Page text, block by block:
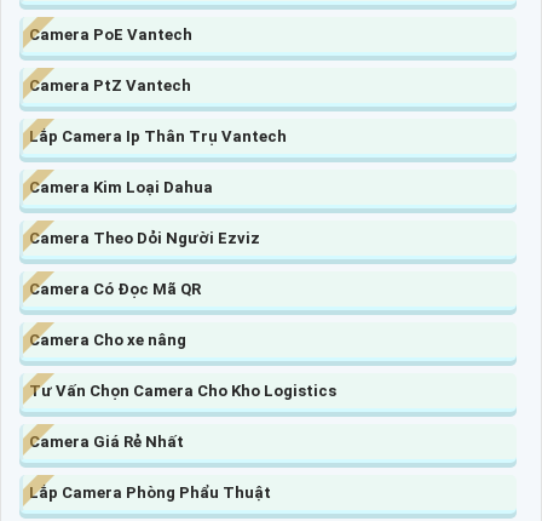
Camera PoE Vantech
Camera PtZ Vantech
Lắp Camera Ip Thân Trụ Vantech
Camera Kim Loại Dahua
Camera Theo Dỏi Người Ezviz
Camera Có Đọc Mã QR
Camera Cho xe nâng
Tư Vấn Chọn Camera Cho Kho Logistics
Camera Giá Rẻ Nhất
Lắp Camera Phòng Phẩu Thuật